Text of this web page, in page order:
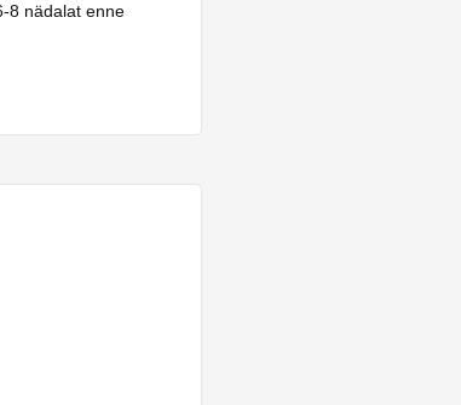
8 nädalat enne